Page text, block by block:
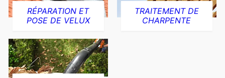
RÉPARATION ET
POSE DE VELUX
TRAITEMENT DE
CHARPENTE